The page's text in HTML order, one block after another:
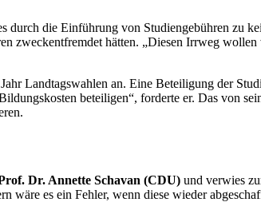
durch die Einführung von Studiengebühren zu
zweckentfremdet hätten. „Diesen Irrweg
Landtagswahlen an. Eine Beteiligung der
beteiligen“, forderte er. Das von
Dr. Annette Schavan (CDU) und verwies
wäre es ein Fehler, wenn diese wieder